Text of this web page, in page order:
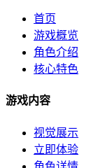
首页
游戏概览
角色介绍
核心特色
游戏内容
视觉展示
立即体验